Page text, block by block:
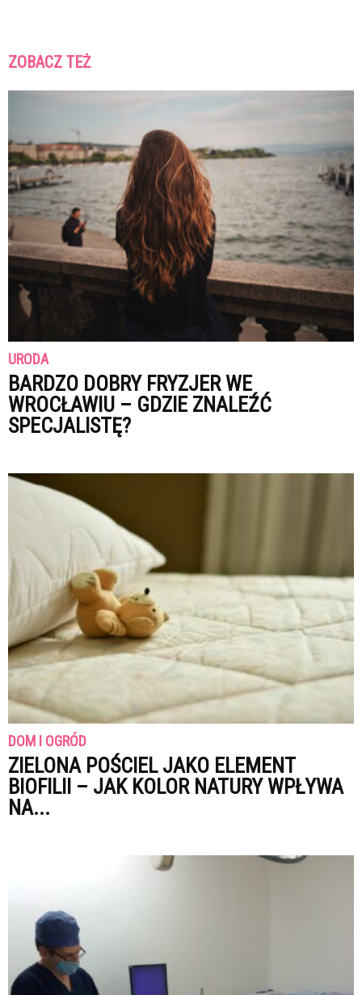
ZOBACZ TEŻ
URODA
BARDZO DOBRY FRYZJER WE
WROCŁAWIU – GDZIE ZNALEŹĆ
SPECJALISTĘ?
DOM I OGRÓD
ZIELONA POŚCIEL JAKO ELEMENT
BIOFILII – JAK KOLOR NATURY WPŁYWA
NA...